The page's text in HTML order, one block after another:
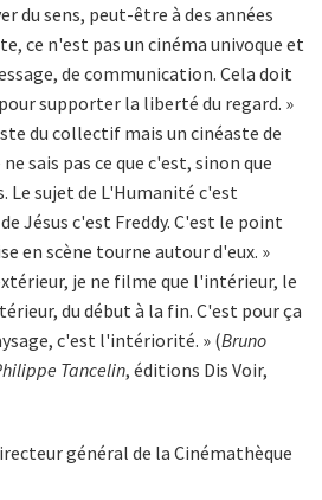
du sens, peut-être à des années
ce n'est pas un cinéma univoque et
de communication. Cela doit
supporter la liberté du regard. »
du collectif mais un cinéaste de
sais pas ce que c'est, sinon que
Le sujet de L'Humanité c'est
Jésus c'est Freddy. C'est le point
en scène tourne autour d'eux. »
je ne filme que l'intérieur, le
du début à la fin. C'est pour ça
c'est l'intériorité. » (Bruno
Tancelin, éditions Dis Voir,
général de la Cinémathèque